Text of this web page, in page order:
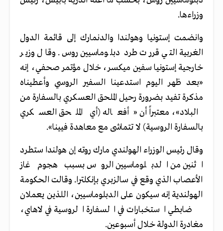
وزراءها.
وانضمت إستونيا وهولندا والدنمارك إلى قائمة الدول
الغربية التي قررت طرد دبلوماسيين روس. وقال وزير
خارجية إستونيا سفين ميكسر، خلال مؤتمر صحفي، إنه
«بعد ظهر اليوم استدعينا السفير الروسي وأعطيناه
مذكرة تفيد بضرورة رحيل الملحق العسكري بالسفارة من
البلاد»، معتبراً أن «أفعاله (أي الملحق العسكري
بالسفارة الروسية) لا تتماشى مع معاهدة فيينا».
وقال رئيس الوزراء الهولندي مارك روته إن هولندا ستطرد
اثنين من الدبلوماسيين الروس بسبب هجوم غاز
الأعصاب الذي وقع في سالزبري بإنكلترا. وقالت الحكومة
الهولندية إنه سيكون على الدبلوماسيين، اللذين يعملان
ضابطي استخبارات في السفارة الروسية في لاهاي،
مغادرة الدولة خلال أسبوعين.